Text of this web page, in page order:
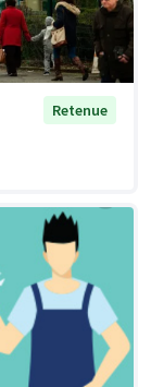
Retenue